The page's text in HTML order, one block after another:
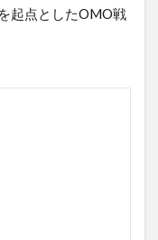
起点としたOMO戦